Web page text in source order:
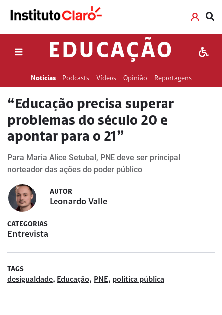
EDUCAÇÃO
Notícias Podcasts Vídeos Opinião Reportagens
“Educação precisa superar
problemas do século 20 e
apontar para o 21”
Para Maria Alice Setubal, PNE deve ser principal
norteador das ações do poder público
AUTOR
Leonardo Valle
CATEGORIAS
Entrevista
TAGS
desigualdade, Educação, PNE, política pública